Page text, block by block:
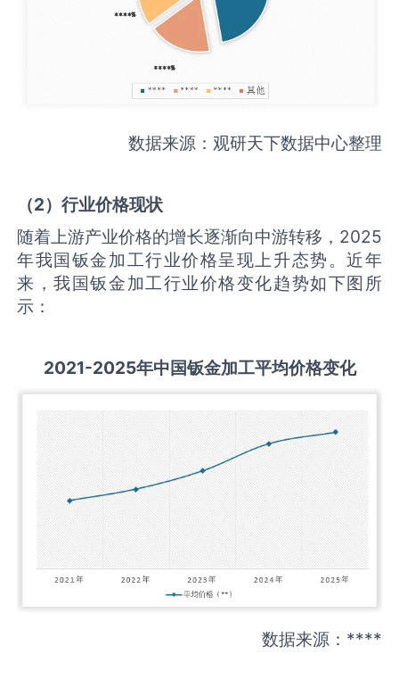
数据来源：观研天下数据中心整理
（2）行业价格现状
随着上游产业价格的增长逐渐向中游转移，2025
年我国钣金加工行业价格呈现上升态势。近年
来，我国钣金加工行业价格变化趋势如下图所
示：
2021-2025年中国钣金加工平均价格变化
数据来源：****